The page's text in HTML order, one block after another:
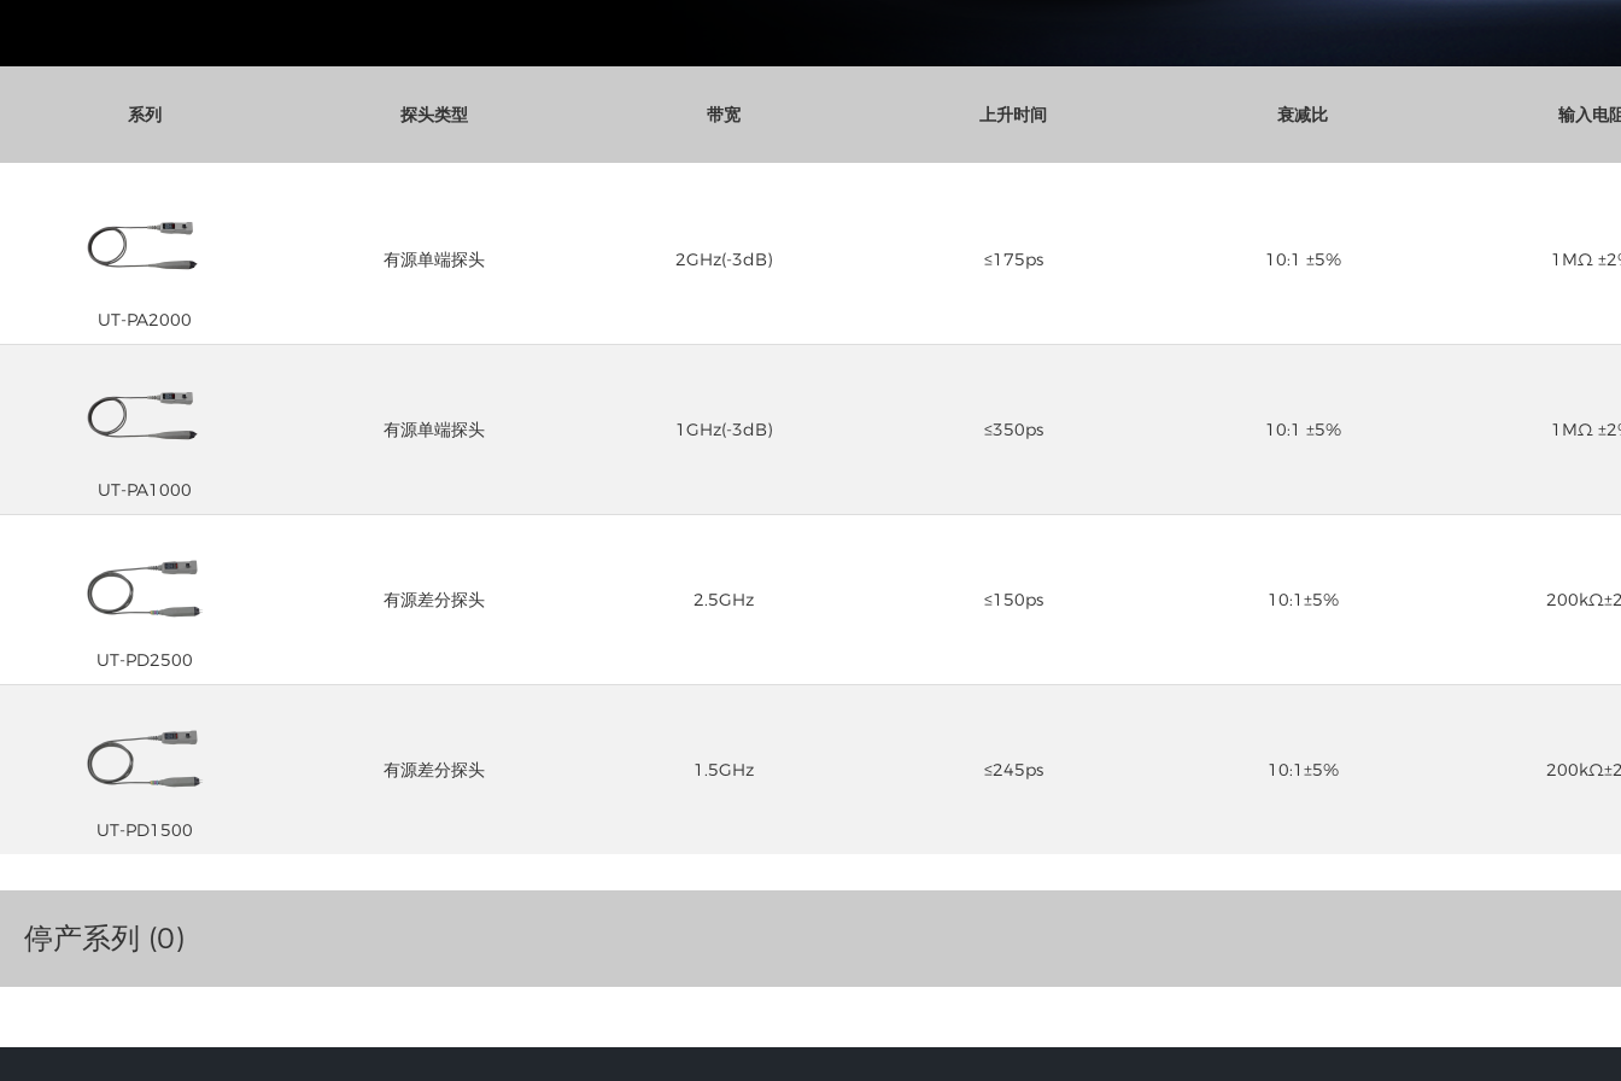
系列 探头类型 带宽 上升时间 衰减比 输入电
UT-PA2000
有源单端探头 2GHz(-3dB) ≤175ps 10:1 ±5% 1MΩ
UT-PA1000
有源单端探头 1GHz(-3dB) ≤350ps 10:1 ±5% 1MΩ
UT-PD2500
有源差分探头 2.5GHz ≤150ps 10:1±5%
UT-PD1500
有源差分探头 1.5GHz ≤245ps 10:1±5%
停产系列 (0)